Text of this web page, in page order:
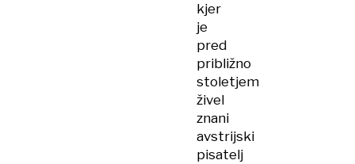
kjer
je
pred
približno
stoletjem
živel
znani
avstrijski
pisatelj